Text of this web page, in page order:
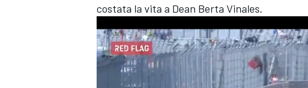
costata la vita a Dean Berta Vinales.